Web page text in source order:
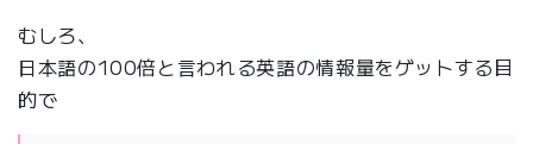
むしろ、
日本語の100倍と言われる英語の情報量をゲットする目
的で